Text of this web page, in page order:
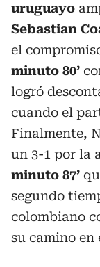
uruguayo
Sebastian
el
minuto 80’
logró
cuando el
Finalmente,
un 3-1 por la
minuto 87’
segundo
colombiano
su camino en